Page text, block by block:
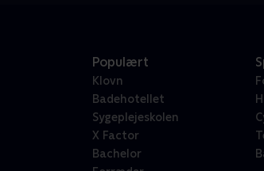
Populært
Klovn
Badehotellet
Sygeplejeskolen
X Factor
Bachelor